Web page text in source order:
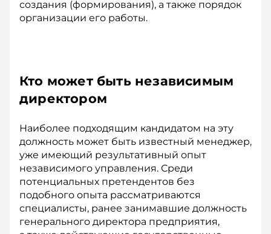
создания (формирования), а также порядок
организации его работы.
Кто может быть независимым
директором
Наиболее подходящим кандидатом на эту
должность может быть извест­ный менеджер,
уже имеющий результативный опыт
независимого управления. Среди
потенциальных претендентов без
подобного опыта рассматриваются
специалисты, ранее занимавшие должность
генерального директора предприятия,